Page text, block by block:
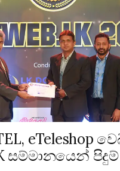
eTeleshop
සම්මානයෙන්